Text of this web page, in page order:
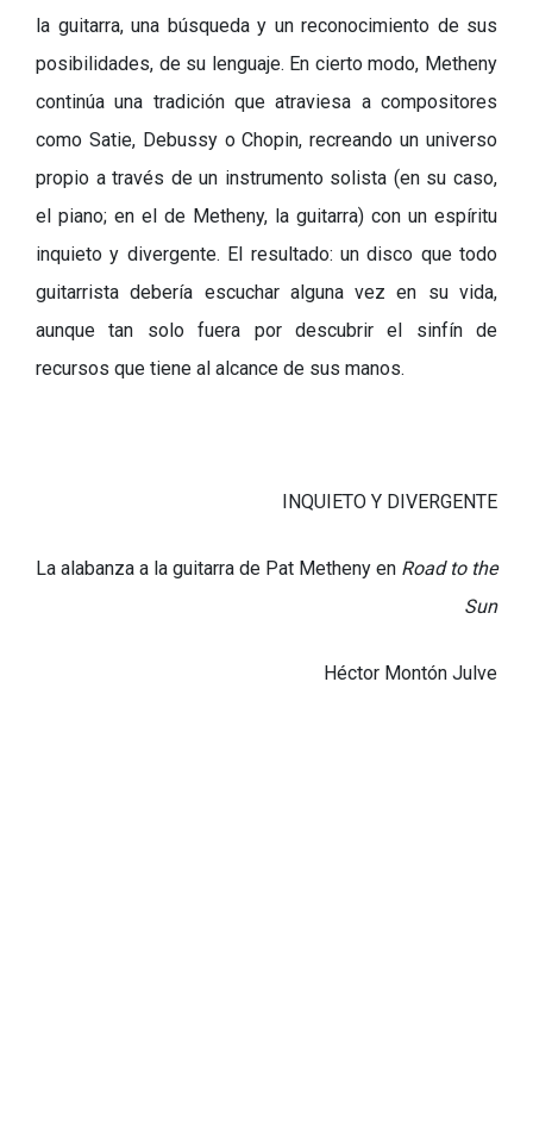
la guitarra, una búsqueda y un reconocimiento de sus
posibilidades, de su lenguaje. En cierto modo, Metheny
continúa una tradición que atraviesa a compositores
como Satie, Debussy o Chopin, recreando un universo
propio a través de un instrumento solista (en su caso,
el piano; en el de Metheny, la guitarra) con un espíritu
inquieto y divergente. El resultado: un disco que todo
guitarrista debería escuchar alguna vez en su vida,
aunque tan solo fuera por descubrir el sinfín de
recursos que tiene al alcance de sus manos.
INQUIETO Y DIVERGENTE
La alabanza a la guitarra de Pat Metheny en Road to the
Sun
Héctor Montón Julve